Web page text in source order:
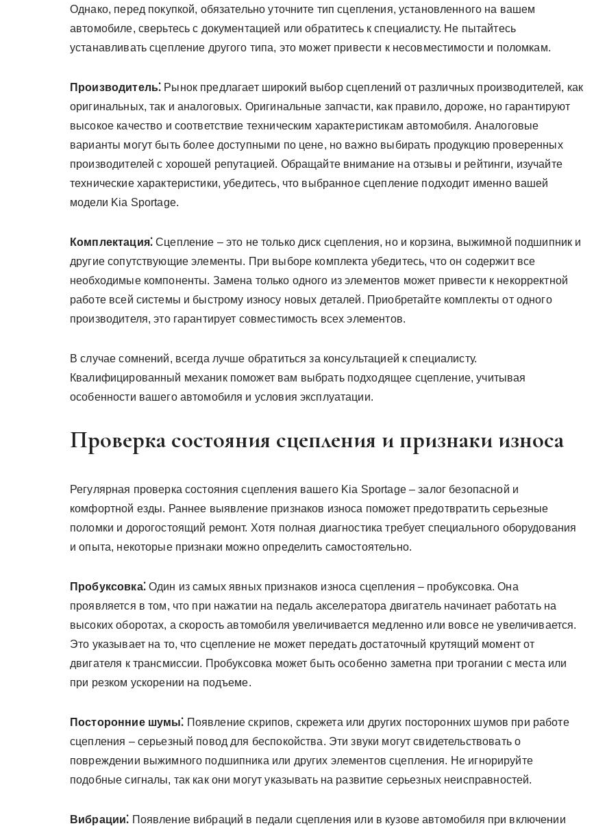
Однако, перед покупкой, обязательно уточните тип сцепления, установленного на вашем
автомобиле, сверьтесь с документацией или обратитесь к специалисту. Не пытайтесь
устанавливать сцепление другого типа, это может привести к несовместимости и поломкам.
Производитель⁚ Рынок предлагает широкий выбор сцеплений от различных производителей, как
оригинальных, так и аналоговых. Оригинальные запчасти, как правило, дороже, но гарантируют
высокое качество и соответствие техническим характеристикам автомобиля. Аналоговые
варианты могут быть более доступными по цене, но важно выбирать продукцию проверенных
производителей с хорошей репутацией. Обращайте внимание на отзывы и рейтинги, изучайте
технические характеристики, убедитесь, что выбранное сцепление подходит именно вашей
модели Kia Sportage.
Комплектация⁚Сцепление – это не только диск сцепления, но и корзина, выжимной подшипник и
другие сопутствующие элементы. При выборе комплекта убедитесь, что он содержит все
необходимые компоненты. Замена только одного из элементов может привести к некорректной
работе всей системы и быстрому износу новых деталей. Приобретайте комплекты от одного
производителя, это гарантирует совместимость всех элементов.
В случае сомнений, всегда лучше обратиться за консультацией к специалисту.
Квалифицированный механик поможет вам выбрать подходящее сцепление, учитывая
особенности вашего автомобиля и условия эксплуатации.
Проверка состояния сцепления и признаки износа
Регулярная проверка состояния сцепления вашего Kia Sportage – залог безопасной и
комфортной езды. Раннее выявление признаков износа поможет предотвратить серьезные
поломки и дорогостоящий ремонт. Хотя полная диагностика требует специального оборудования
и опыта, некоторые признаки можно определить самостоятельно.
Пробуксовка⁚Один из самых явных признаков износа сцепления – пробуксовка. Она
проявляется в том, что при нажатии на педаль акселератора двигатель начинает работать на
высоких оборотах, а скорость автомобиля увеличивается медленно или вовсе не увеличивается.
Это указывает на то, что сцепление не может передать достаточный крутящий момент от
двигателя к трансмиссии. Пробуксовка может быть особенно заметна при трогании с места или
при резком ускорении на подъеме.
Посторонние шумы⁚ Появление скрипов, скрежета или других посторонних шумов при работе
сцепления – серьезный повод для беспокойства. Эти звуки могут свидетельствовать о
повреждении выжимного подшипника или других элементов сцепления. Не игнорируйте
подобные сигналы, так как они могут указывать на развитие серьезных неисправностей.
Вибрации⁚ Появление вибраций в педали сцепления или в кузове автомобиля при включении